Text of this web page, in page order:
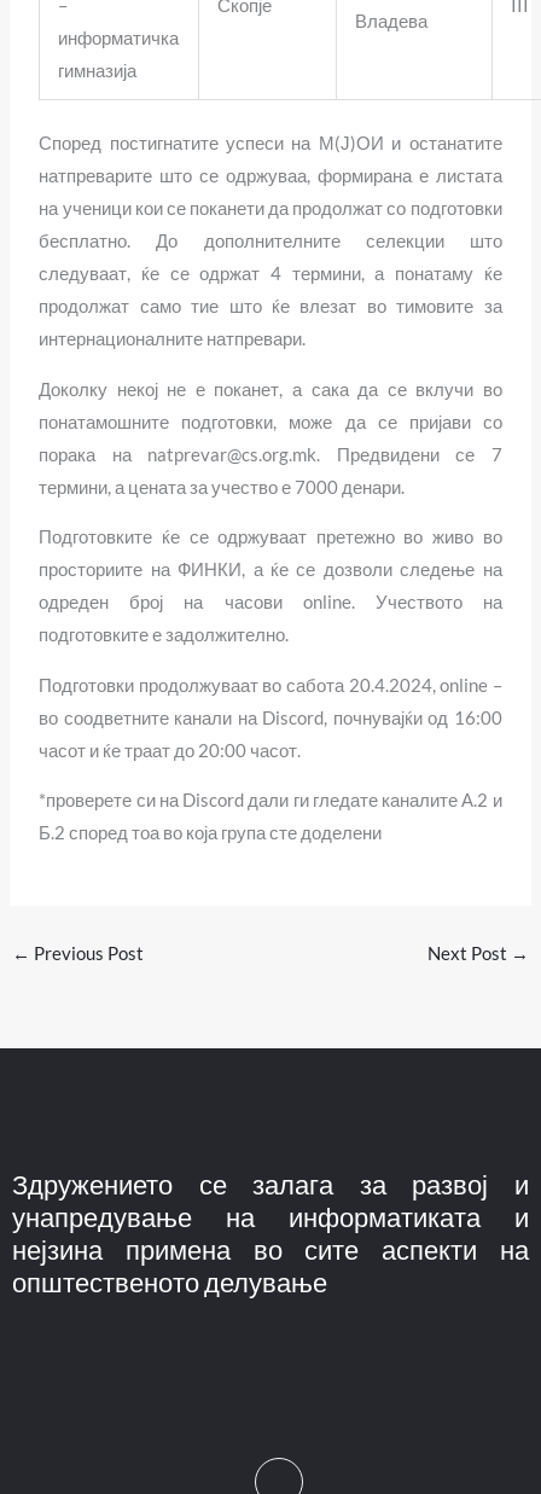
–
информатичка
гимназија
Скопје
Владева
Според постигнатите успеси на М(Ј)ОИ и останатите
натпреварите што се одржуваа, формирана е листата
на ученици кои се поканети да продолжат со подготовки
бесплатно. До дополнителните селекции што
следуваат, ќе се одржат 4 термини, а понатаму ќе
продолжат само тие што ќе влезат во тимовите за
интернационалните натпревари.
Доколку некој не е поканет, а сака да се вклучи во
понатамошните подготовки, може да се пријави со
порака на natprevar@cs.org.mk. Предвидени се 7
термини, а цената за учество е 7000 денари.
Подготовките ќе се одржуваат претежно во живо во
просториите на ФИНКИ, а ќе се дозволи следење на
одреден број на часови online. Учеството на
подготовките е задолжително.
Подготовки продолжуваат во сабота 20.4.2024, online –
во соодветните канали на Discord, почнувајќи од 16:00
часот и ќе траат до 20:00 часот.
*проверете си на Discord дали ги гледате каналите А.2 и
Б.2 според тоа во која група сте доделени
← Previous Post Next Post →
Здружението се залага за развој и
унапредување на информатиката и
нејзина примена во сите аспекти на
општественото делување